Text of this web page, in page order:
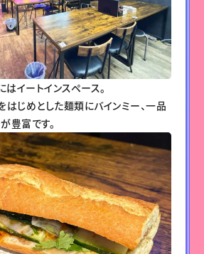
イートインスペース。
はじめとした麺類にバインミー、一品
豊富です。